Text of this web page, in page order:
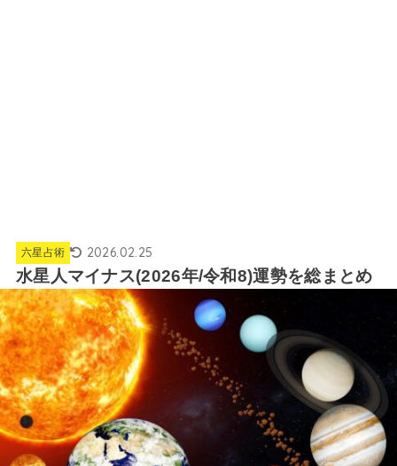
六星占術 2026.02.25
水星人マイナス(2026年/令和8)運勢を総まとめ